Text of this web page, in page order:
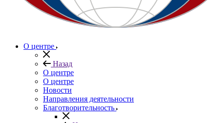
О центре
Назад
О центре
О центре
Новости
Направления деятельности
Благотворительность